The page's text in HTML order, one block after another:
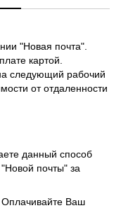
"Новая почта".
картой.
следующий рабочий
от отдаленности
данный способ
почты" за
Ваш